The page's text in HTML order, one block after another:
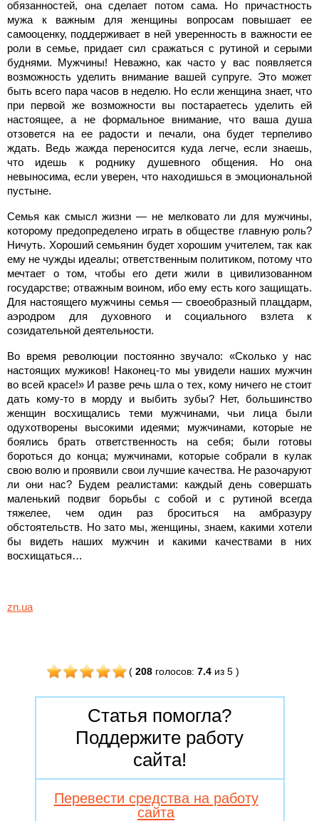
обязанностей, она сделает потом сама. Но причастность
мужа к важным для женщины вопросам повышает ее
самооценку, поддерживает в ней уверенность в важности ее
роли в семье, придает сил сражаться с рутиной и серыми
буднями. Мужчины! Неважно, как часто у вас появляется
возможность уделить внимание вашей супруге. Это может
быть всего пара часов в неделю. Но если женщина знает, что
при первой же возможности вы постараетесь уделить ей
настоящее, а не формальное внимание, что ваша душа
отзовется на ее радости и печали, она будет терпеливо
ждать. Ведь жажда переносится куда легче, если знаешь,
что идешь к роднику душевного общения. Но она
невыносима, если уверен, что находишься в эмоциональной
пустыне.
Семья как смысл жизни — не мелковато ли для мужчины,
которому предопределено играть в обществе главную роль?
Ничуть. Хороший семьянин будет хорошим учителем, так как
ему не чужды идеалы; ответственным политиком, потому что
мечтает о том, чтобы его дети жили в цивилизованном
государстве; отважным воином, ибо ему есть кого защищать.
Для настоящего мужчины семья — своеобразный плацдарм,
аэродром для духовного и социального взлета к
созидательной деятельности.
Во время революции постоянно звучало: «Сколько у нас
настоящих мужиков! Наконец-то мы увидели наших мужчин
во всей красе!» И разве речь шла о тех, кому ничего не стоит
дать кому-то в морду и выбить зубы? Нет, большинство
женщин восхищались теми мужчинами, чьи лица были
одухотворены высокими идеями; мужчинами, которые не
боялись брать ответственность на себя; были готовы
бороться до конца; мужчинами, которые собрали в кулак
свою волю и проявили свои лучшие качества. Не разочаруют
ли они нас? Будем реалистами: каждый день совершать
маленький подвиг борьбы с собой и с рутиной всегда
тяжелее, чем один раз броситься на амбразуру
обстоятельств. Но зато мы, женщины, знаем, какими хотели
бы видеть наших мужчин и какими качествами в них
восхищаться…
zn.ua
( 208 голосов: 7.4из 5)
Статья помогла?
Поддержите работу
сайта!
Перевести средства на работу
сайта